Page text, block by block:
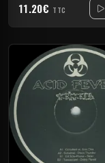
11.20€ TTC